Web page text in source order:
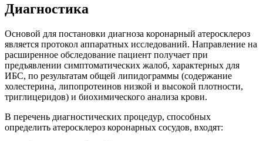
Диагностика
Основой для постановки диагноза коронарный атеросклероз
является протокол аппаратных исследований. Направление на
расширенное обследование пациент получает при
предъявлении симптоматических жалоб, характерных для
ИБС, по результатам общей липидограммы (содержание
холестерина, липопротеинов низкой и высокой плотности,
триглицеридов) и биохимического анализа крови.
В перечень диагностических процедур, способных
определить атеросклероз коронарных сосудов, входят: